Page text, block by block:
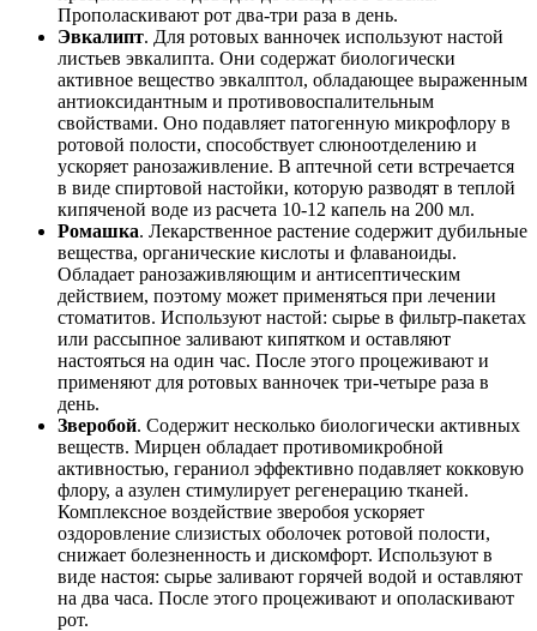
Прополаскивают рот два-три раза в день.
Эвкалипт. Для ротовых ванночек используют настой
листьев эвкалипта. Они содержат биологически
активное вещество эвкалптол, обладающее выраженным
антиоксидантным и противовоспалительным
свойствами. Оно подавляет патогенную микрофлору в
ротовой полости, способствует слюноотделению и
ускоряет ранозаживление. В аптечной сети встречается
в виде спиртовой настойки, которую разводят в теплой
кипяченой воде из расчета 10-12 капель на 200 мл.
Ромашка. Лекарственное растение содержит дубильные
вещества, органические кислоты и флаваноиды.
Обладает ранозаживляющим и антисептическим
действием, поэтому может применяться при лечении
стоматитов. Используют настой: сырье в фильтр-пакетах
или рассыпное заливают кипятком и оставляют
настояться на один час. После этого процеживают и
применяют для ротовых ванночек три-четыре раза в
день.
Зверобой. Содержит несколько биологически активных
веществ. Мирцен обладает противомикробной
активностью, гераниол эффективно подавляет кокковую
флору, а азулен стимулирует регенерацию тканей.
Комплексное воздействие зверобоя ускоряет
оздоровление слизистых оболочек ротовой полости,
снижает болезненность и дискомфорт. Используют в
виде настоя: сырье заливают горячей водой и оставляют
на два часа. После этого процеживают и ополаскивают
рот.